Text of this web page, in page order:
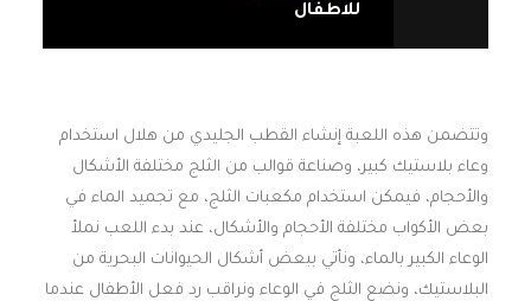
للاطفال
وتتضمن هذه اللعبة إنشاء القطب الجليدي من هلال استخدام
وعاء بلاستيك كبير، وصناعة قوالب من الثلج مختلفة الأشكال
والأحجام، فيمكن استخدام مكعبات الثلج، مع تجميد الماء في
بعض الأكواب مختلفة الأحجام والأشكال، عند بدء اللعب نملأ
الوعاء الكبير بالماء، ونأتي ببعض أشكال الحيوانات البحرية من
البلاستيك، ونضع الثلج في الوعاء ونراقب رد فعل الأطفال عندما